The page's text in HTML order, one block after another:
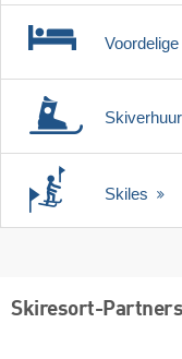
Skiverhuur
Skiles
Skiresort-Partners